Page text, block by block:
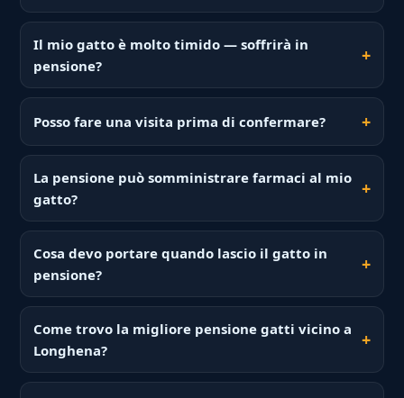
Il mio gatto è molto timido — soffrirà in
pensione?
Posso fare una visita prima di confermare?
La pensione può somministrare farmaci al mio
gatto?
Cosa devo portare quando lascio il gatto in
pensione?
Come trovo la migliore pensione gatti vicino a
Longhena?